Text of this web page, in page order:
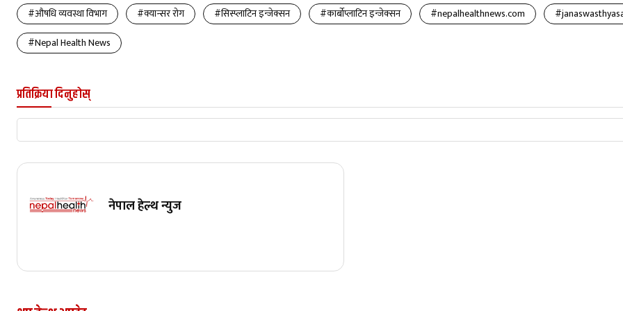
#औषधि व्यवस्था विभाग #क्यान्सर रोग #सिस्प्लाटिन इन्जेक्सन #कार्बोप्लाटिन इन्जेक्सन #nepalhealthnews.com
#Nepal Health News
प्रतिक्रिया दिनुहोस्
नेपाल हेल्थ न्युज